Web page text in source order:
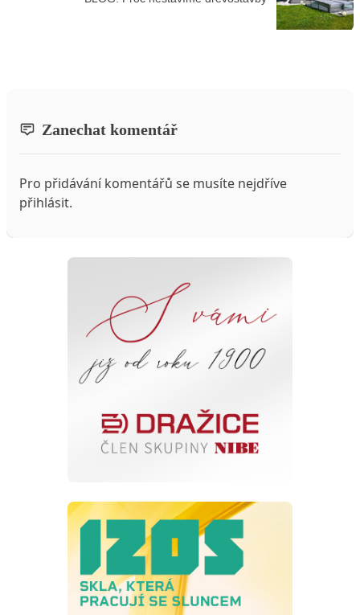
Zanechat komentář
Pro přidávání komentářů se musíte nejdříve
přihlásit.